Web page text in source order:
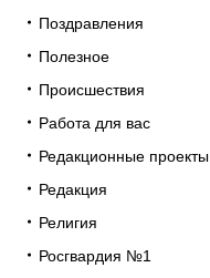
Поздравления
Полезное
Происшествия
Работа для вас
Редакционные проекты
Редакция
Религия
Росгвардия №1